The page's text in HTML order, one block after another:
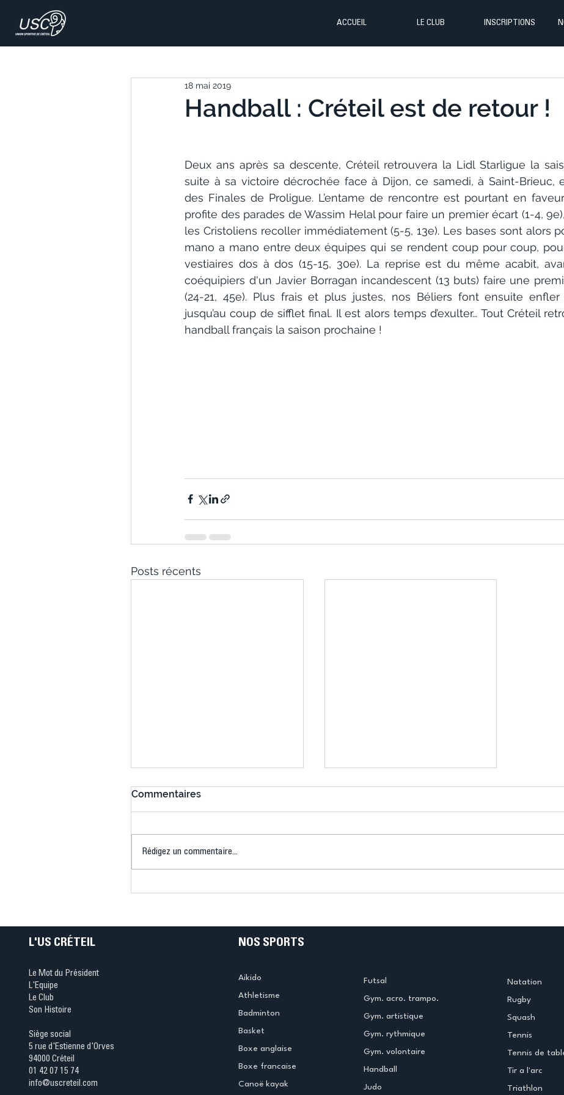
ACCUEIL LE CLUB INSCRIPTIONS
Handball : Créteil est de retour !
18 mai 2019
Deux ans après sa descente, Créteil retrouvera la Lidl Starligue la
suite à sa victoire décrochée face à Dijon, ce samedi, à Saint-Brieuc,
des Finales de Proligue. L’entame de rencontre est pourtant en
profite des parades de Wassim Helal pour faire un premier écart (1-4,
les Cristoliens recoller immédiatement (5-5, 13e). Les bases sont alors
mano a mano entre deux équipes qui se rendent coup pour coup,
vestiaires dos à dos (15-15, 30e). La reprise est du même acabit,
coéquipiers d'un Javier Borragan incandescent (13 buts) faire une
(24-21, 45e). Plus frais et plus justes, nos Béliers font ensuite
jusqu’au coup de sifflet final. Il est alors temps d’exulter… Tout Créteil
handball français la saison prochaine !
Posts récents
Ping ? Quand le tennis de
termine la saison en
Commentaires
Rédigez un commentaire...
L'US CRÉTEIL
Le Mot du Président
L'Equipe
Le Club
Son Histoire
Siège social
5 rue d'Estienne d'Orves
94000 Créteil
01 42 07 15 74
info@uscreteil.com
NOS SPORTS
Aikido
Athletisme
Badminton
Basket
Boxe anglaise
Boxe francaise
Canoë kayak
Futsal
Gym. acro. trampo.
Gym. artistique
Gym. rythmique
Gym. volontaire
Handball
Judo
Natation
Rugby
Squash
Tennis
Tennis de
Tir a l'arc
Triathlon